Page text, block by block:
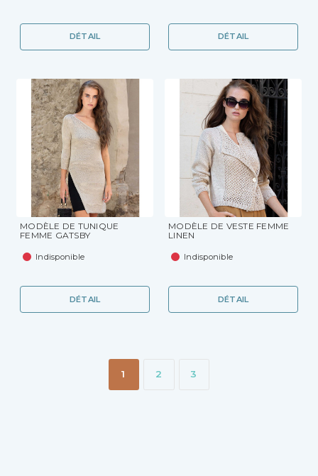
DÉTAIL DÉTAIL
MODÈLE DE TUNIQUE
FEMME GATSBY
Indisponible
DÉTAIL
MODÈLE DE VESTE FEMME
LINEN
Indisponible
DÉTAIL
1 2 3